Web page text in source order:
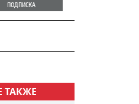
ПОДПИСКА
ТАКЖЕ